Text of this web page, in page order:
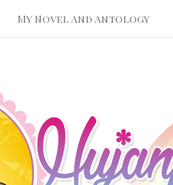
My Novel And Antology